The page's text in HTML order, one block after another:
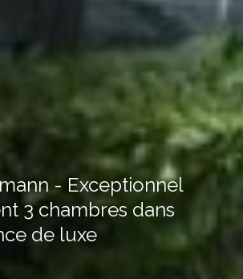
- Exceptionnel
3 chambres dans
de luxe